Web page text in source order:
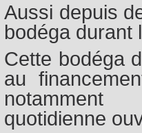
Aussi depuis
bodéga durant
Cette bodéga
au
quotidienne